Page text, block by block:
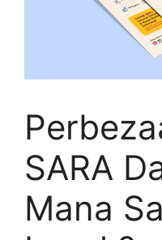
SARA
Mana